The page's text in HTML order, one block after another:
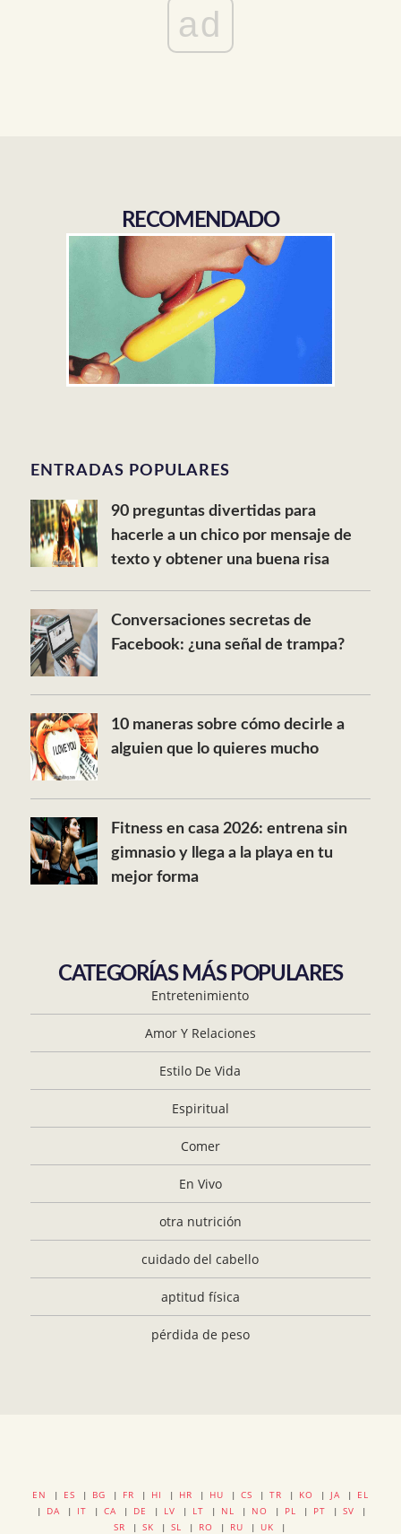
ad
RECOMENDADO
ENTRADAS POPULARES
90 preguntas divertidas para
hacerle a un chico por mensaje de
texto y obtener una buena risa
Conversaciones secretas de
Facebook: ¿una señal de trampa?
10 maneras sobre cómo decirle a
alguien que lo quieres mucho
Fitness en casa 2026: entrena sin
gimnasio y llega a la playa en tu
mejor forma
CATEGORÍAS MÁS POPULARES
Entretenimiento
Amor Y Relaciones
Estilo De Vida
Espiritual
Comer
En Vivo
otra nutrición
cuidado del cabello
aptitud física
pérdida de peso
EN | ES | BG | FR | HI | HR | HU | CS | TR | KO | JA | EL
| DA | IT | CA | DE | LV | LT | NL | NO | PL | PT | SV |
SR | SK | SL | RO | RU | UK |